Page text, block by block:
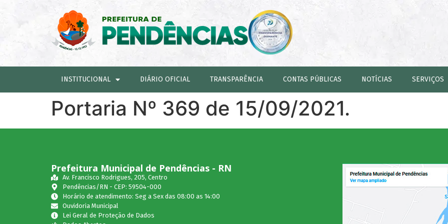
INSTITUCIONAL DIÁRIO OFICIAL TRANSPARÊNCIA CONTAS PÚBLICAS NOTÍCIAS SERVIÇOS
Portaria Nº 369 de 15/09/2021.
Prefeitura Municipal de Pendências - RN
Av. Francisco Rodrigues, 205, Centro
Pendências/RN - CEP: 59504-000
Horário de atendimento: Seg a Sex das 08:00 as 14:00
Ouvidoria Municipal
Lei Geral de Proteção de Dados